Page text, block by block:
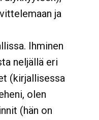
ja
Ihminen
neljällä eri
(kirjallisessa
olen
(hän on